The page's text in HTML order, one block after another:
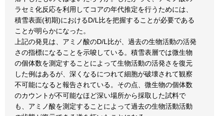
ラセミ化反応を利用してコアの年代推定を行うためには、
積雪表面(初期)におけるD/L比を把握することが必要である
ことが明らかになった。
上記の発見は、アミノ酸のD/L比が、過去の生物活動の活発
さの指標になることを示唆している。積雪表層では微生物
の個体数を測定することによって生物活動の活発さを復元
した例はあるが、深くなるにつれて細胞が破壊されて観察
不可能になると報告されている。その点、微生物の個体数
のカウントが不可能なほど深い場所から採取した試料で
も、アミノ酸を測定することによって過去の生物活動活動